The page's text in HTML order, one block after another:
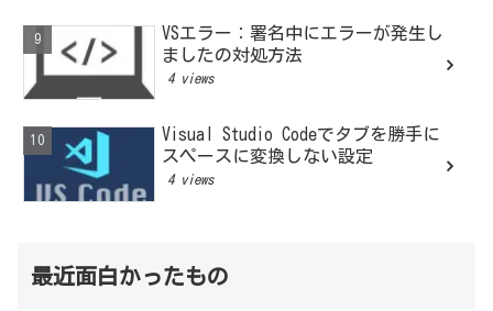
VSエラー：署名中にエラーが発生し
ましたの対処方法
4 views
Visual Studio Codeでタブを勝手に
スペースに変換しない設定
4 views
最近面白かったもの